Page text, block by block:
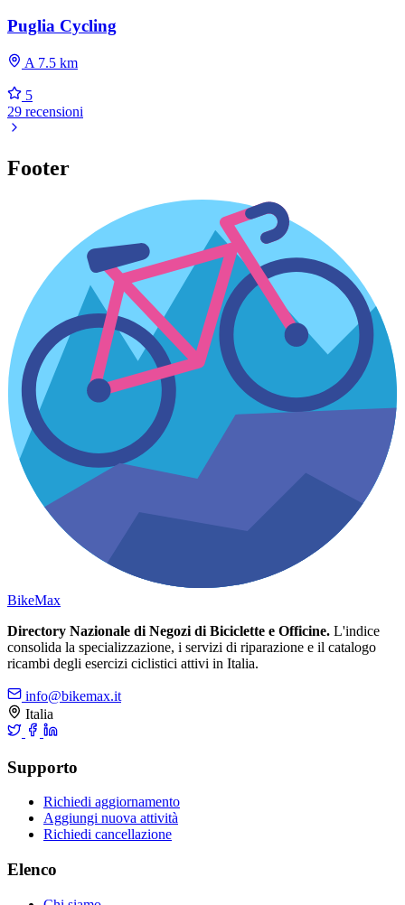
Puglia Cycling
A 7.5 km
5
29 recensioni
Footer
BikeMax
Directory Nazionale di Negozi di Biciclette e Officine. L'indice
consolida la specializzazione, i servizi di riparazione e il catalogo
ricambi degli esercizi ciclistici attivi in Italia.
info@bikemax.it
Italia
Supporto
Richiedi aggiornamento
Aggiungi nuova attività
Richiedi cancellazione
Elenco